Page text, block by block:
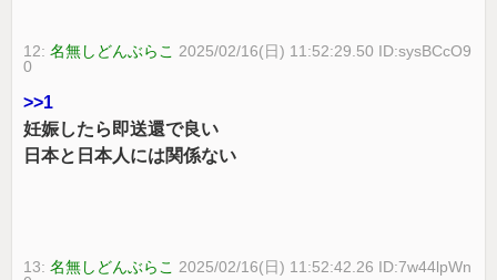
12:名無しどんぶらこ 2025/02/16(日) 11:52:29.50 ID:sysBCcO9
0
>>1
妊娠したら即送還で良い
日本と日本人には関係ない
13:名無しどんぶらこ 2025/02/16(日) 11:52:42.26 ID:7w44lpWn